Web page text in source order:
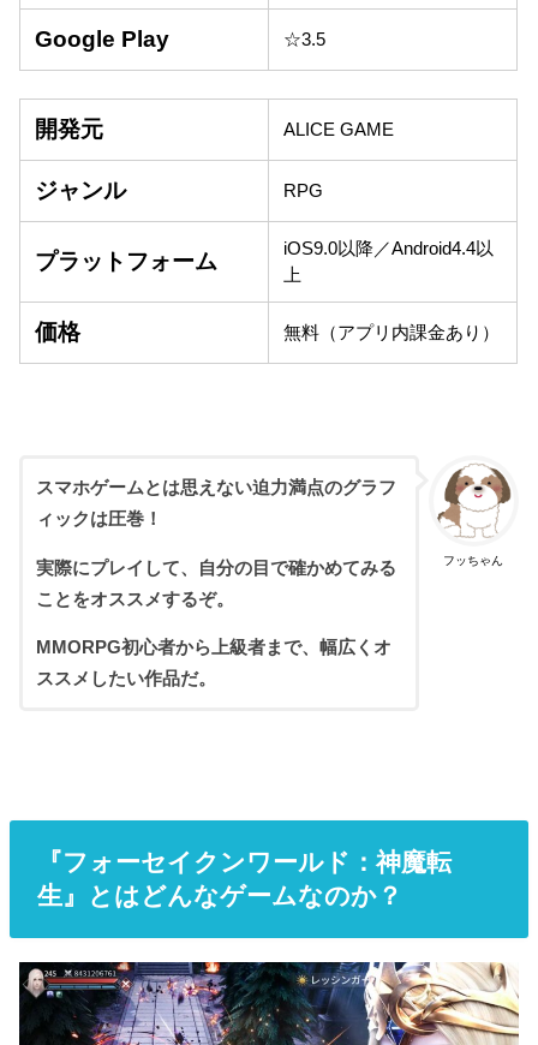
Google Play ☆3.5
開発元 ALICE GAME
ジャンル RPG
プラットフォーム
iOS9.0以降／Android4.4以
上
価格 無料（アプリ内課金あり）
フッちゃん
スマホゲームとは思えない迫力満点のグラフ
ィックは圧巻！
実際にプレイして、自分の目で確かめてみる
ことをオススメするぞ。
MMORPG初心者から上級者まで、幅広くオ
ススメしたい作品だ。
『フォーセイクンワールド：神魔転
生』とはどんなゲームなのか？